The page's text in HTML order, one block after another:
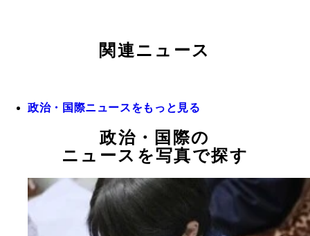
関連ニュース
政治・国際ニュースをもっと見る
政治・国際の
ニュースを写真で探す